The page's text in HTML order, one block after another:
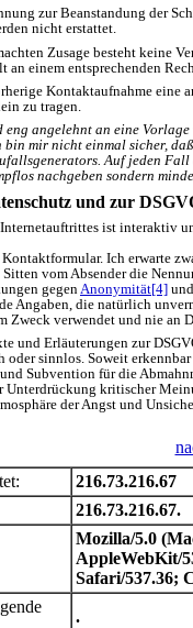
zur Beanstandung der
nicht erstattet.
Zusage besteht keine
an einem entsprechenden
Kontaktaufnahme eine
zu tragen.
eng angelehnt an eine
mir nicht einmal sicher,
Auf jeden
nachgeben sondern
und zur
ist interaktiv
Ich erwarte
vom Absender die
gegenAnonymität[4]
Angaben, die natürlich
Zweck verwendet und nie an
und Erläuterungen zur
oder sinnlos. Soweit
Subvention für die
Unterdrückung kritischer
der Angst und
216.73.216.67
216.73.216.67.
Mozilla/5.0
AppleWebKit/
Safari/537.36;
.